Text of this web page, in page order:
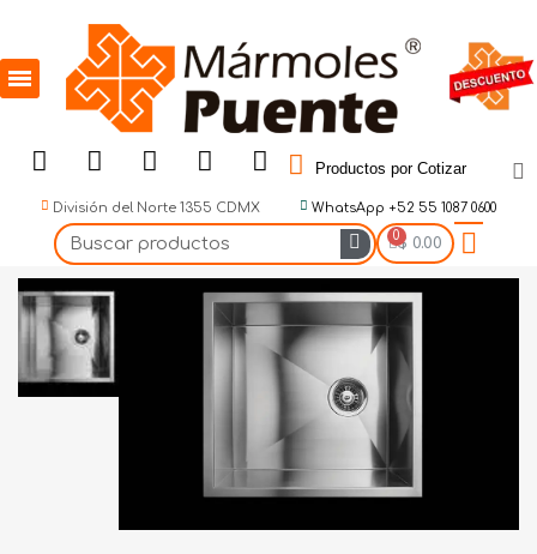
Productos por Cotizar
División del Norte 1355 CDMX WhatsApp +52 55 1087 0600
$ 0.00